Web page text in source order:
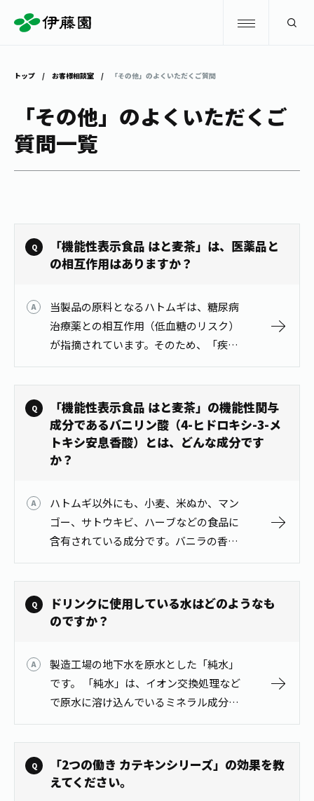
商品情報 トップ
お〜いお茶
健康ミネラルむぎ茶
1日分の野菜
ブランドから探す
カテゴリーから探す
キーワードから探す
安全・安心への取組み
キャンペーン
お茶を知る・楽しむ
お茶を楽しむ
お茶のいれ方
動画ギャラリー
レシピ集
お茶百科
お茶百科キッズ
茶産地育成事業
茶殻リサイクルシステム
ウェルネスフォーラム
体験・イベント
見学・体験
工場見学
食育・文化
食育・イベント
Green Tea for Good
伊藤園レディス
店舗・通販
伊藤園の店舗トップ
茶寮伊藤園
店舗検索
THE ITOEN
健康体
お客様相談室
企業情報 GLOBAL
トップ お客様相談室 「その他」のよくいただくご質問
「その他」のよくいただくご
質問一覧
「機能性表示食品 はと麦茶」は、医薬品と
の相互作用はありますか？
当製品の原料となるハトムギは、糖尿病
治療薬との相互作用（低血糖のリスク）
が指摘されています。そのため、「疾病
に罹患している場合は医師に、医薬品を
服用している場合は医師、薬剤師に相談
してください。」と商品パッケージに記
載し…
「機能性表示食品 はと麦茶」の機能性関与
成分であるバニリン酸（4-ヒドロキシ-3-メ
トキシ安息香酸）とは、どんな成分です
か？
ハトムギ以外にも、小麦、米ぬか、マン
ゴー、サトウキビ、ハーブなどの食品に
含有されている成分です。バニラの香り
が特徴的な抗酸化物質(植物ポリフェノー
ル)で、肌が乾燥しがちな中高年（ミドル
エイジ）の方の肌の潤いを維持する機
能…
ドリンクに使用している水はどのようなも
のですか？
製造工場の地下水を原水とした「純水」
です。 「純水」は、イオン交換処理など
で原水に溶け込んでいるミネラル成分な
どを電気的に吸着除去した水です。
「2つの働き カテキンシリーズ」の効果を教
えてください。